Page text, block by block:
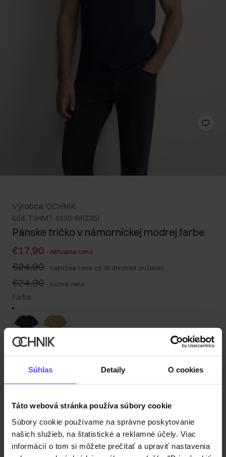
Súhlas Detaily O cookies
Táto webová stránka používa súbory cookie
Súbory cookie používame na správne poskytovanie
našich služieb, na štatistické a reklamné účely. Viac
informácií o tom si môžete prečítať a upraviť nastavenia
Výrobca: OCHNIK
Kód: TSHMT-0130-68(Z25)
Pánske tričko v námorníckej modrej farbe
€17,90 - Aktuálna cena
€24,90 - najnižšia cena za 30 dní pred znížením
€24,90 - bežná cena
Farba:
Tabuľka veľkostí
Vyberte veľkosť
Popis produktu
Detaily